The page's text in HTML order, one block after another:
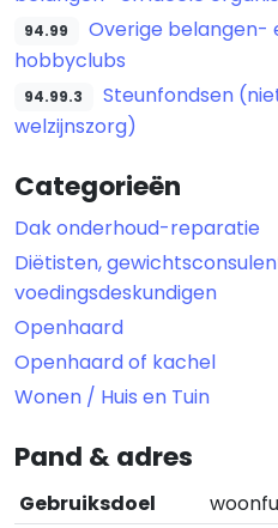
94.99
Overige belangen-
hobbyclubs
94.99.3
Steunfondsen
welzijnszorg)
Categorieën
Dak onderhoud-reparatie
Diëtisten,
voedingsdeskundigen
Openhaard
Openhaard of kachel
Wonen / Huis en Tuin
Pand & adres
Gebruiksdoel